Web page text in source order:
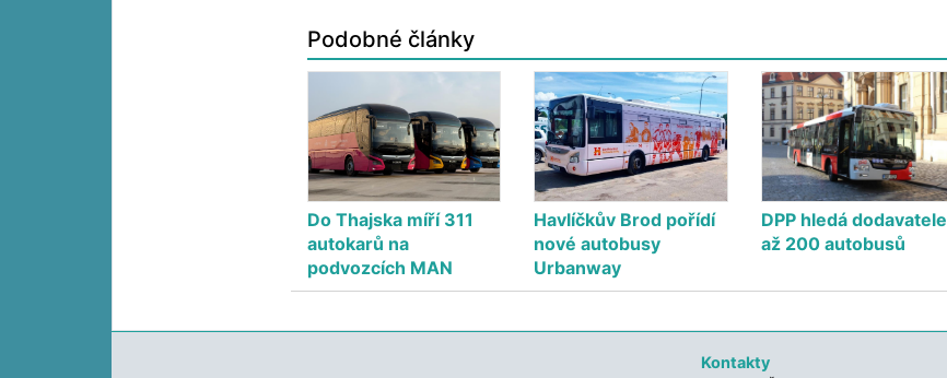
Podobné články
Do Thajska míří 311
autokarů na
podvozcích MAN
Havlíčkův Brod pořídí
nové autobusy
Urbanway
DPP hledá dodavatele
až 200 autobusů
Kontakty